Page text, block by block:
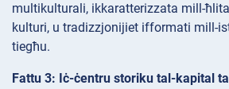
multikulturali, ikkaratterizzata mill-
kulturi, u tradizzjonijiet ifformati mill-
tiegħu.
Fattu 3: Iċ-ċentru storiku tal-kapital